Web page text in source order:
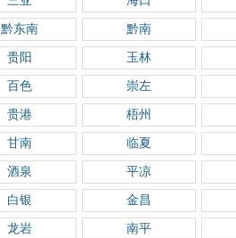
黔东南 黔南
贵阳 玉林
百色 崇左
贵港 梧州
甘南 临夏
酒泉 平凉
白银 金昌
龙岩 南平